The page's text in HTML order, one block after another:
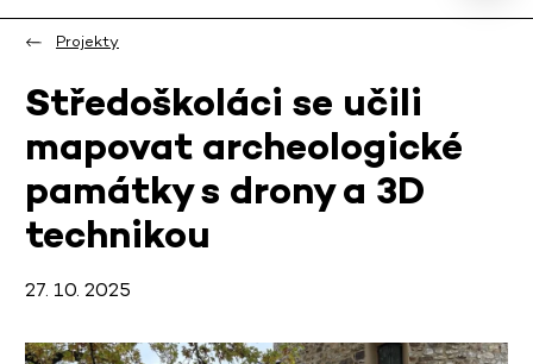
Projekty
Středoškoláci se učili
mapovat archeologické
památky s drony a 3D
technikou
27. 10. 2025